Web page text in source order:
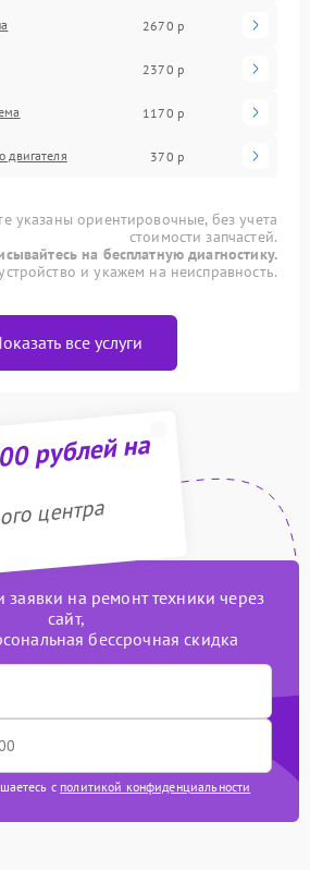
2670 р
2370 р
1170 р
двигателя 370 р
указаны ориентировочные, без учета
стоимости запчастей.
на бесплатную диагностику.
и укажем на неисправность.
все услуги
рублей на
центра
на ремонт техники через
сайт,
бессрочная скидка
с политикой конфиденциальности